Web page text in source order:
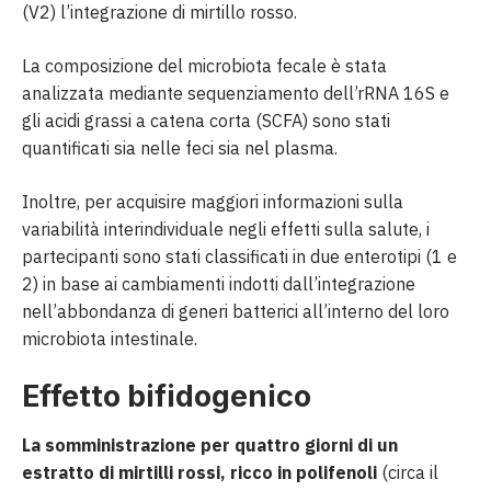
(V2) l’integrazione di mirtillo rosso.
La composizione del microbiota fecale è stata
analizzata mediante sequenziamento dell’rRNA 16S e
gli acidi grassi a catena corta (SCFA) sono stati
quantificati sia nelle feci sia nel plasma.
Inoltre, per acquisire maggiori informazioni sulla
variabilità interindividuale negli effetti sulla salute, i
partecipanti sono stati classificati in due enterotipi (1 e
2) in base ai cambiamenti indotti dall’integrazione
nell’abbondanza di generi batterici all’interno del loro
microbiota intestinale.
Effetto bifidogenico
La somministrazione per quattro giorni di un
estratto di mirtilli rossi, ricco in polifenoli (circa il